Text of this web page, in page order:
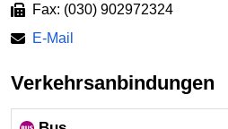
Fax: (030) 902972324
E-Mail
Verkehrsanbindungen